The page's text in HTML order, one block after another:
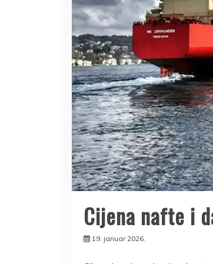
Cijena nafte i
19. januar 2026.